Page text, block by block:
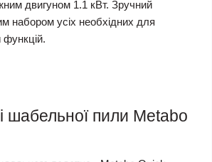
двигуном 1.1 кВт. Зручний
набором усіх необхідних для
функцій.
шабельної пили Metabo